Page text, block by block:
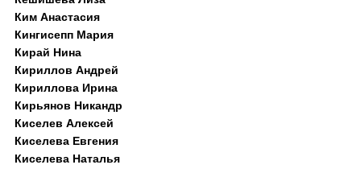
Ким Анастасия
Кингисепп Мария
Кирай Нина
Кириллов Андрей
Кириллова Ирина
Кирьянов Никандр
Киселев Алексей
Киселева Евгения
Киселева Наталья